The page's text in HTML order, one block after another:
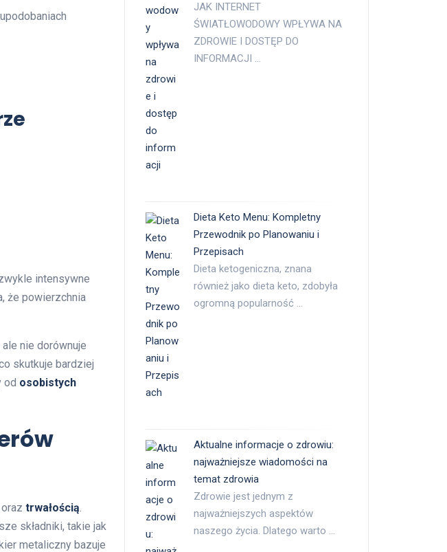
intensywne
że powierzchnia
nie dorównuje
skutkuje bardziej
od osobistych
oraz trwałością
składniki, takie jak
metaliczny bazuje
JAK INTERNET
ŚWIATŁOWODOWY WPŁYWA NA
ZDROWIE I DOSTĘP DO
INFORMACJI …
Dieta Keto Menu: Kompletny
Przewodnik po Planowaniu i
Przepisach
Dieta ketogeniczna, znana
również jako dieta keto, zdobyła
ogromną popularność …
Aktualne informacje o zdrowiu:
najważniejsze wiadomości na
temat zdrowia
Zdrowie jest jednym z
najważniejszych aspektów
naszego życia. Dlatego warto …